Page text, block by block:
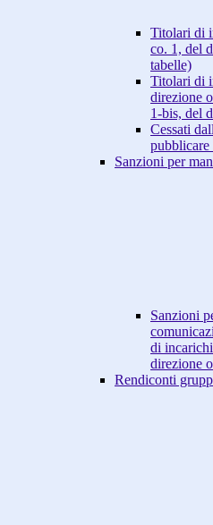
Titolari di
co. 1, del
tabelle)
Titolari di
direzione
1-bis, del
Cessati
Sanzioni per
Sanzioni
di
direzione
Rendiconti